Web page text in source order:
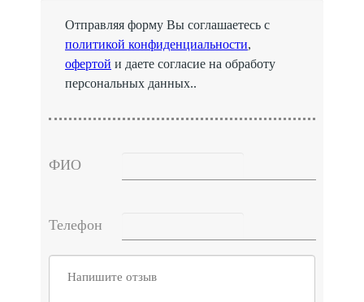
Отправляя форму Вы соглашаетесь с
политикой конфиденциальности,
офертой и даете согласие на обработу
персональных данных..
ФИО
Телефон